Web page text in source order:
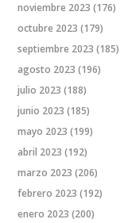
noviembre 2023 (176)
octubre 2023 (179)
septiembre 2023 (185)
agosto 2023 (196)
julio 2023 (188)
junio 2023 (185)
mayo 2023 (199)
abril 2023 (192)
marzo 2023 (206)
febrero 2023 (192)
enero 2023 (200)